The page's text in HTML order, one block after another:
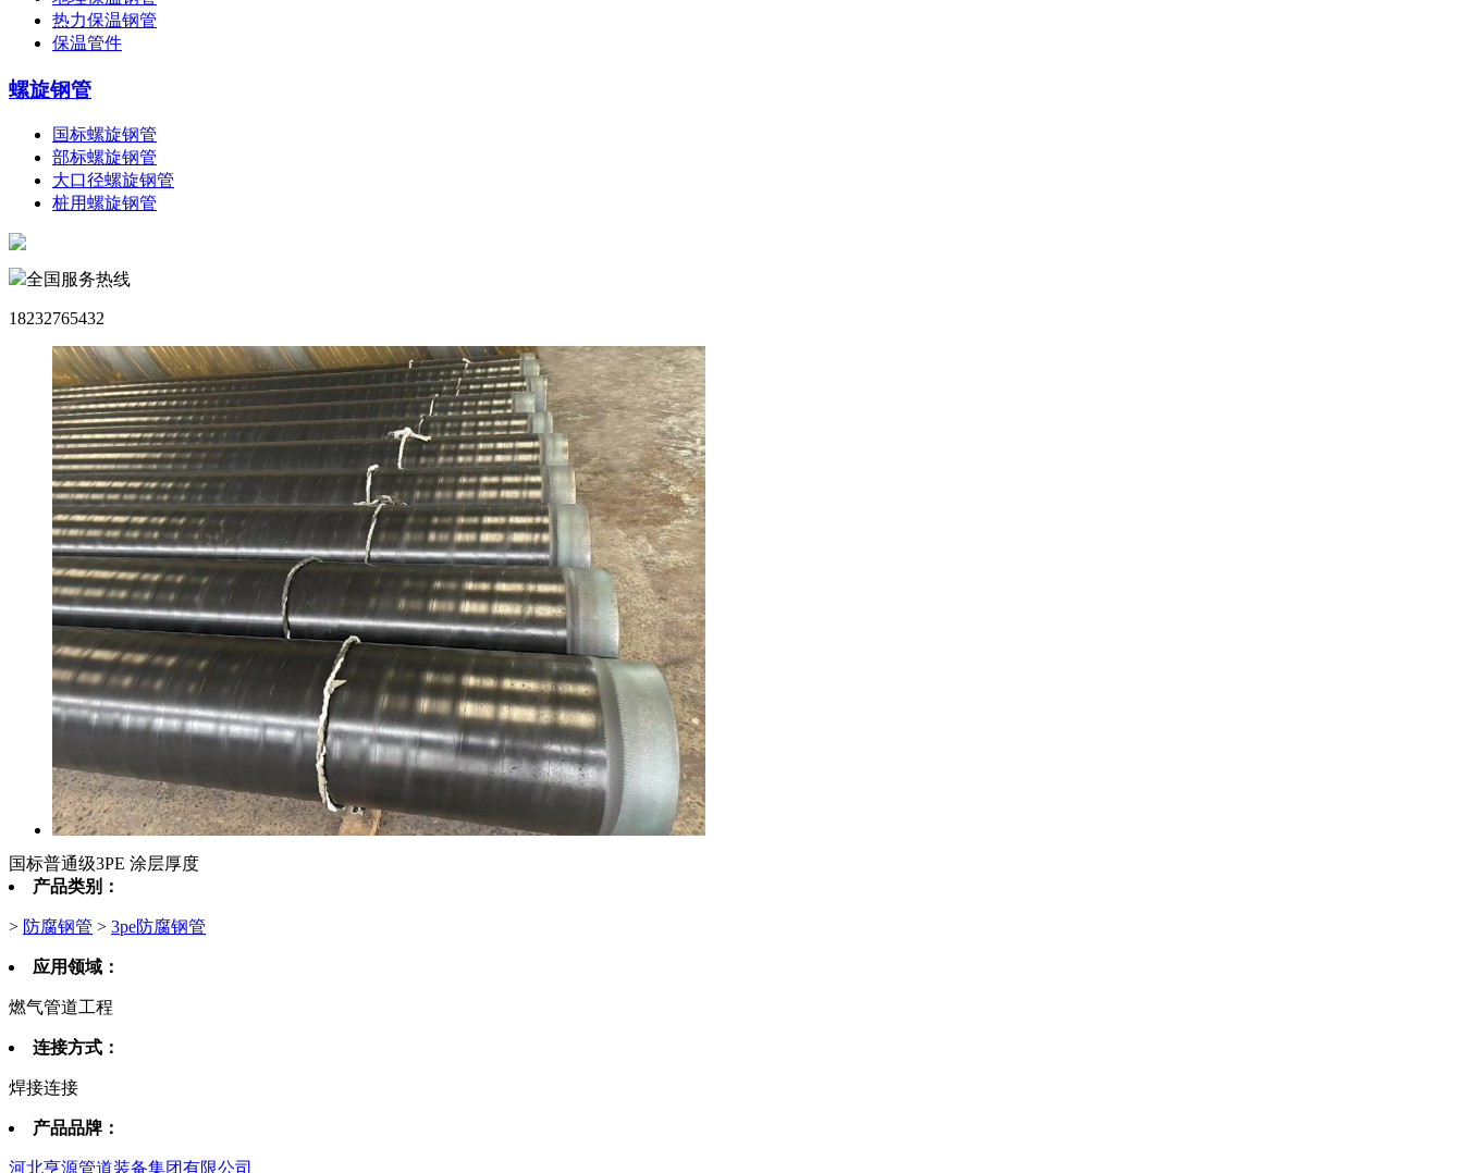
热力保温钢管
保温管件
螺旋钢管
国标螺旋钢管
部标螺旋钢管
大口径螺旋钢管
桩用螺旋钢管
全国服务热线
18232765432
国标普通级3PE 涂层厚度
产品类别：
> 防腐钢管 > 3pe防腐钢管
应用领域：
燃气管道工程
连接方式：
焊接连接
产品品牌：
河北亨源管道装备集团有限公司